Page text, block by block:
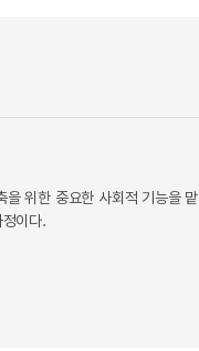
위한 중요한 사회적 기능을
이다.